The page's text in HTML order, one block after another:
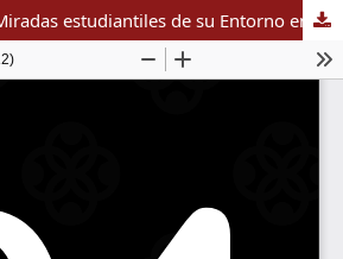
Cultura de Paz: Miradas estudiantiles de su Entorno en una Universidad Mexicana